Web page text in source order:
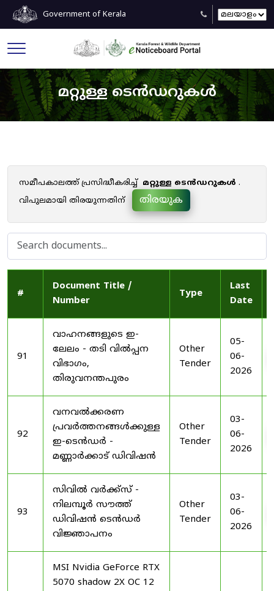
Government of Kerala
മറ്റുള്ള ടെൻഡറുകൾ
സമീപകാലത്ത് പ്രസിദ്ധീകരിച്ച് മറ്റുള്ള ടെൻഡറുകൾ .
വിപുലമായി തിരയുന്നതിന്
തിരയുക
#
Document Title /
Number
Type
Last
Date
91
വാഹനങ്ങളുടെ ഇ-
ലേലം - തടി വിൽപ്പന
വിഭാഗം,
തിരുവനന്തപുരം
Other
Tender
05-
06-
2026
92
വനവൽക്കരണ
പ്രവർത്തനങ്ങൾക്കുള്ള
ഇ-ടെൻഡർ -
മണ്ണാർക്കാട് ഡിവിഷൻ
Other
Tender
03-
06-
2026
93
സിവിൽ വർക്ക്സ് -
നിലമ്പൂർ സൗത്ത്
ഡിവിഷൻ ടെൻഡർ
വിജ്ഞാപനം
Other
Tender
03-
06-
2026
MSI Nvidia GeForce RTX
5070 shadow 2X OC 12